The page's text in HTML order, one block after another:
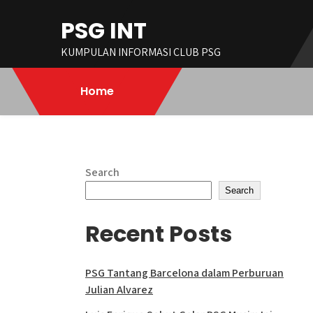
PSG INT
KUMPULAN INFORMASI CLUB PSG
Home
Search
Search
Recent Posts
PSG Tantang Barcelona dalam Perburuan
Julian Alvarez